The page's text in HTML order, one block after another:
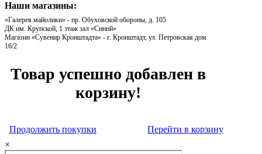
Наши магазины:
«Галерея майолики» - пр. Обуховской обороны, д. 105
ДК им. Крупской, 1 этаж зал «Синий»
Магазин «Сувенир Кронштадта» - г. Кронштадт, ул. Петровская дом
16/2
Товар успешно добавлен в
корзину!
Продолжить покупки
Перейти в корзину
×